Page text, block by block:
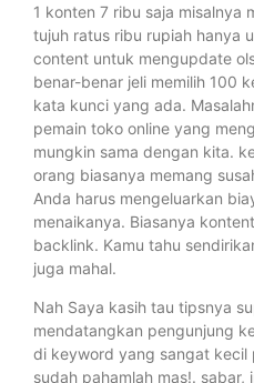
1 konten 7 ribu saja misalnya
tujuh ratus ribu rupiah hanya
content untuk mengupdate
benar-benar jeli memilih 100
kata kunci yang ada.
pemain toko online yang
mungkin sama dengan kita.
orang biasanya memang
Anda harus mengeluarkan
menaikanya. Biasanya
backlink. Kamu tahu
juga mahal.
Nah Saya kasih tau tipsnya
mendatangkan pengunjung
di keyword yang sangat kecil
sudah pahamlah mas!. sabar,